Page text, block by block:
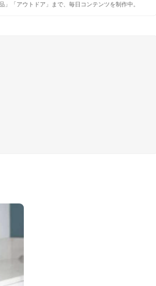
「アウトドア」まで、毎日コンテンツを制作中。